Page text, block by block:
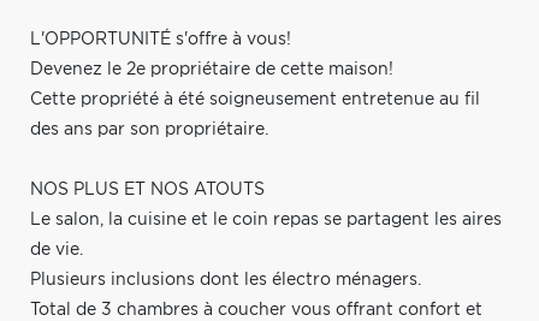
L'OPPORTUNITÉ s'offre à vous!
Devenez le 2e propriétaire de cette maison!
Cette propriété à été soigneusement entretenue au fil
des ans par son propriétaire.
NOS PLUS ET NOS ATOUTS
Le salon, la cuisine et le coin repas se partagent les aires
de vie.
Plusieurs inclusions dont les électro ménagers.
Total de 3 chambres à coucher vous offrant confort et